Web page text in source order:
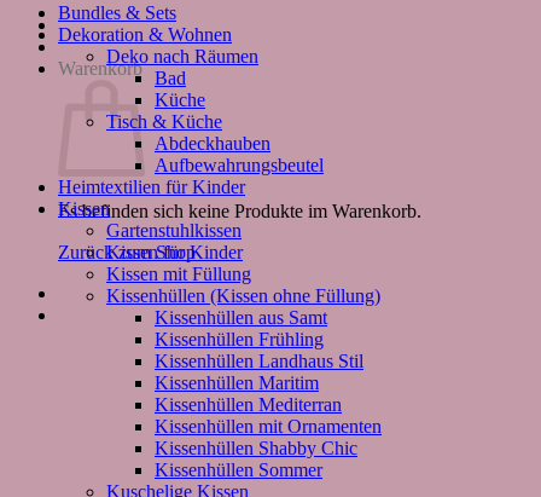
Warenkorb
Es befinden sich keine Produkte im Warenkorb.
Zurück zum Shop
Bundles & Sets
Dekoration & Wohnen
Deko nach Räumen
Bad
Küche
Tisch & Küche
Abdeckhauben
Aufbewahrungsbeutel
Heimtextilien für Kinder
Kissen
Gartenstuhlkissen
Kissen für Kinder
Kissen mit Füllung
Kissenhüllen (Kissen ohne Füllung)
Kissenhüllen aus Samt
Kissenhüllen Frühling
Kissenhüllen Landhaus Stil
Kissenhüllen Maritim
Kissenhüllen Mediterran
Kissenhüllen mit Ornamenten
Kissenhüllen Shabby Chic
Kissenhüllen Sommer
Kuschelige Kissen